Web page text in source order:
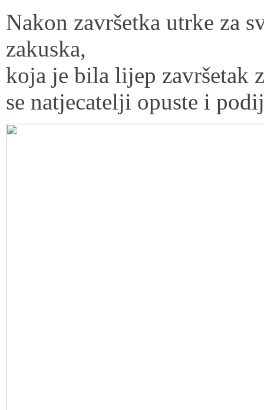
Nakon završetka utrke za
zakuska,
koja je bila lijep završetak
se natjecatelji opuste i